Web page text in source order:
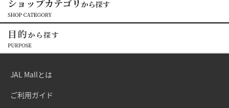
JAL Mallとは
ご利用ガイド